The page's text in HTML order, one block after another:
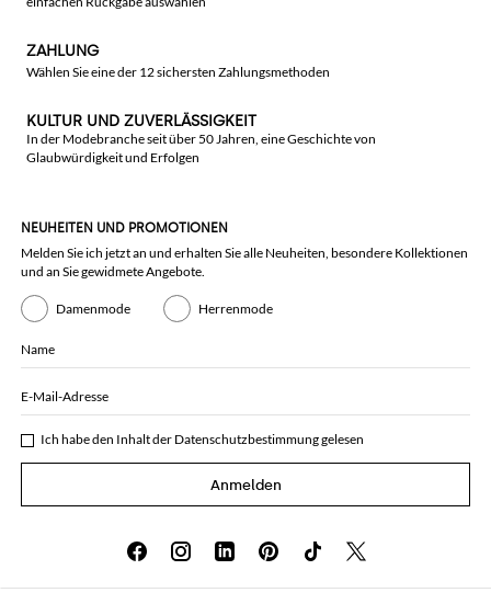
ZAHLUNG
Wählen Sie eine der 12 sichersten Zahlungsmethoden
KULTUR UND ZUVERLÄSSIGKEIT
In der Modebranche seit über 50 Jahren, eine Geschichte von
Glaubwürdigkeit und Erfolgen
NEUHEITEN UND PROMOTIONEN
Melden Sie ich jetzt an und erhalten Sie alle Neuheiten, besondere Kollektionen
und an Sie gewidmete Angebote.
Damenmode Herrenmode
Name
E-Mail-Adresse
Ich habe den Inhalt der Datenschutzbestimmunggelesen
Anmelden